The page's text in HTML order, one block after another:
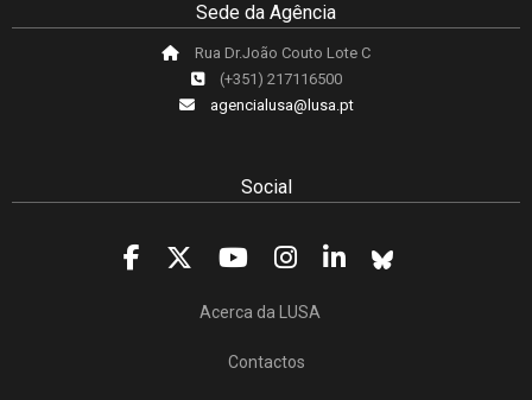
Sede da Agência
Rua Dr.João Couto Lote C
(+351) 217116500
agencialusa@lusa.pt
Social
Acerca da LUSA
Contactos